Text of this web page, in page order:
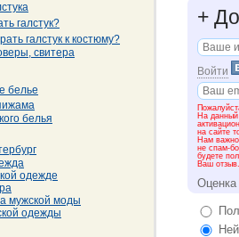
галстук?
галстук к костюму?
свитера
белье
белья
одежде
мужской моды
одежды
•
любой
Чтобы
от
Вы не
удобная
На
семьей
+
Войти
На данный
на сайте
Нам важно
не спам-
будете
Ваш отзыв.
Оценка